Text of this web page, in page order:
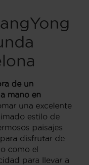
de un
mano en
una excelente
estilo de
paisajes
disfrutar de
como el
para llevar a